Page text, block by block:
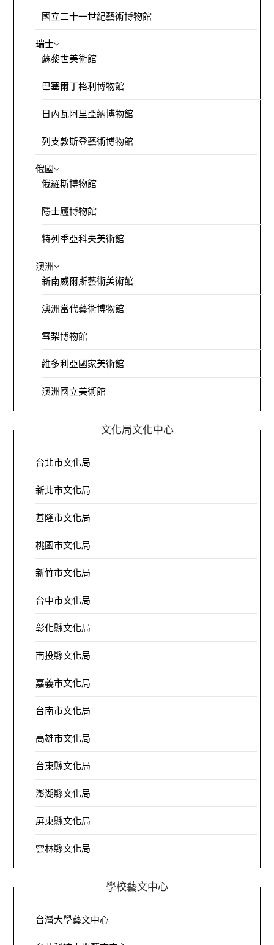
國立二十一世紀藝術博物館
瑞士
蘇黎世美術館
巴塞爾丁格利博物館
日內瓦阿里亞納博物館
列支敦斯登藝術博物館
俄國
俄羅斯博物館
隱士廬博物館
特列季亞科夫美術館
澳洲
新南威爾斯藝術美術館
澳洲當代藝術博物館
雪梨博物館
維多利亞國家美術館
澳洲國立美術館
文化局文化中心
台北市文化局
新北市文化局
基隆市文化局
桃園市文化局
新竹市文化局
台中市文化局
彰化縣文化局
南投縣文化局
嘉義市文化局
台南市文化局
高雄市文化局
台東縣文化局
澎湖縣文化局
屏東縣文化局
雲林縣文化局
學校藝文中心
台灣大學藝文中心